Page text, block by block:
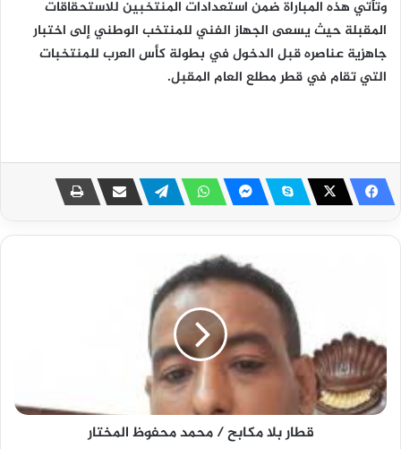
وتأتي هذه المباراة ضمن استعدادات المنتخبين للاستحقاقات
المقبلة حيث يسعى الجهاز الفني للمنتخب الوطني إلى اختبار
جاهزية عناصره قبل الدخول في بطولة كأس العرب للمنتخبات
التي تقام في قطر مطلع العام المقبل.
قطار بلا مكابح / محمد محفوظ المختار